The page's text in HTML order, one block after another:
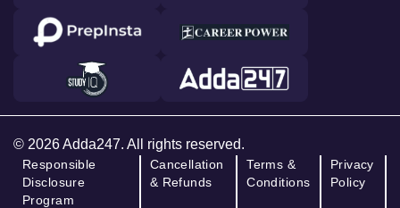
© 2026 Adda247. All rights reserved.
Responsible
Disclosure
Program
Cancellation
& Refunds
Terms &
Conditions
Privacy
Policy